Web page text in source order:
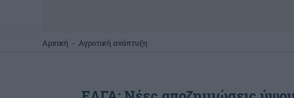
Αρχική - Αγροτική ανάπτυξη